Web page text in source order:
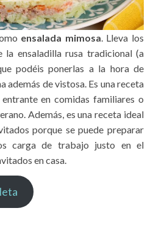
ensalada mimosa. Lleva los
la ensaladilla rusa tradicional (a
podéis ponerlas a la hora de
además de vistosa. Es una receta
en comidas familiares o
Además, es una receta ideal
porque se puede preparar
carga de trabajo justo en el
en casa.